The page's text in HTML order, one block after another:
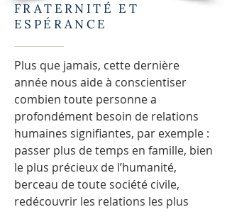
FRATERNITÉ ET
ESPÉRANCE
Plus que jamais, cette dernière
année nous aide à conscientiser
combien toute personne a
profondément besoin de relations
humaines signifiantes, par exemple :
passer plus de temps en famille, bien
le plus précieux de l’humanité,
berceau de toute société civile,
redécouvrir les relations les plus